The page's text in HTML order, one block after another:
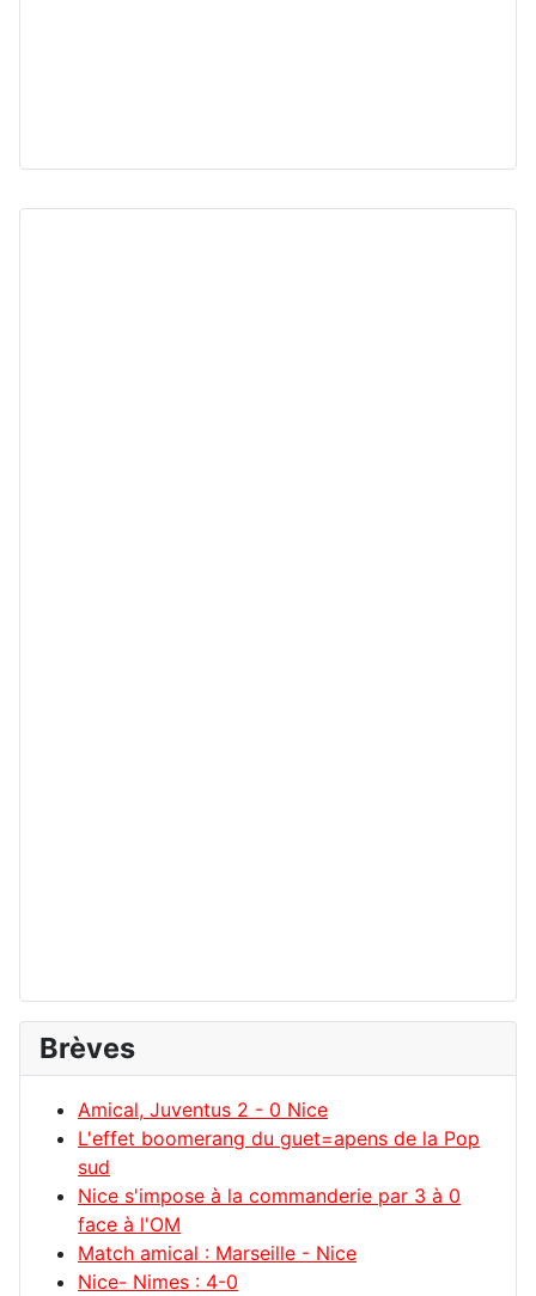
Brèves
Amical, Juventus 2 - 0 Nice
L'effet boomerang du guet=apens de la Pop
sud
Nice s'impose à la commanderie par 3 à 0
face à l'OM
Match amical : Marseille - Nice
Nice- Nimes : 4-0